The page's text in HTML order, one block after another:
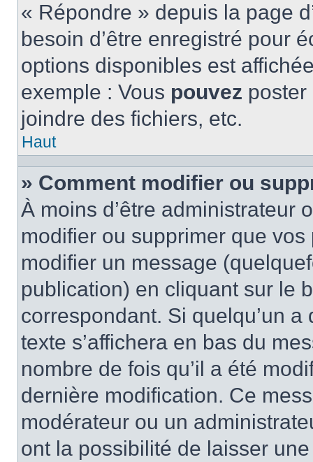
« Répondre » depuis la page
besoin d’être enregistré pour
options disponibles est
exemple : Vous pouvez
joindre des fichiers, etc.
Haut
» Comment modifier ou
À moins d’être administrateur
modifier ou supprimer que
modifier un message
publication) en cliquant sur le
correspondant. Si quelqu’un
texte s’affichera en bas du
nombre de fois qu’il a été
dernière modification. Ce
modérateur ou un
ont la possibilité de laisser